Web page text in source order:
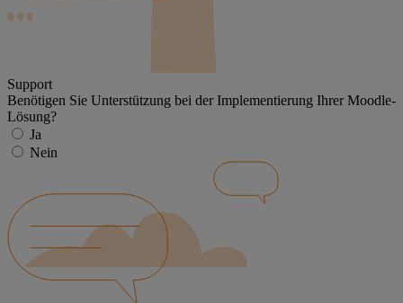
Support
Benötigen Sie Unterstützung bei der Implementierung Ihrer Moodle-
Lösung?
Ja
Nein